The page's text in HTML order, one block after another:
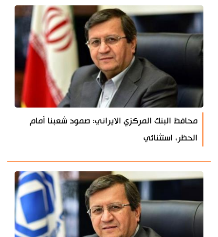
محافظ البنك المركزي الايراني: صمود شعبنا أمام
الحظر، استثنائي